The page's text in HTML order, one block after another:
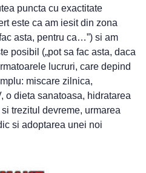
puncta cu exactitate
este ca am iesit din zona
asta, pentru ca…”) si am
posibil („pot sa fac asta, daca
lucruri, care depind
miscare zilnica,
o dieta sanatoasa, hidratarea
trezitul devreme, urmarea
si adoptarea unei noi